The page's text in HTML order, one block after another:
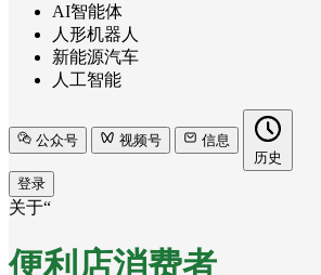
AI智能体
人形机器人
新能源汽车
人工智能
公众号 视频号
信息
历史
登录
关于“
便利店消费者